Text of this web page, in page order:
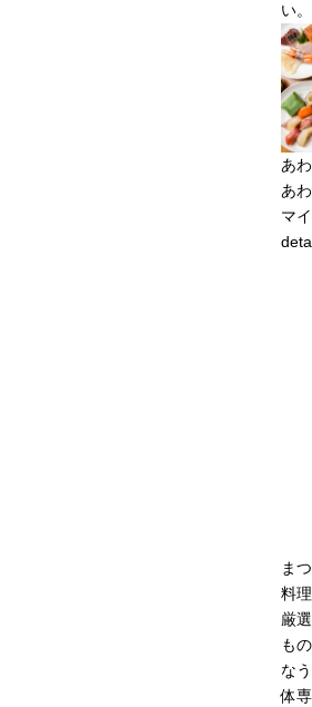
い
あ
あ
マ
ま
料
厳
も
な
体